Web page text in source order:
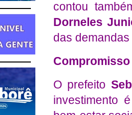
contou
Dorneles
das
O prefeito
investimento